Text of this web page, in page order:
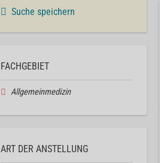
Suche speichern
FACHGEBIET
Allgemeinmedizin
ART DER ANSTELLUNG